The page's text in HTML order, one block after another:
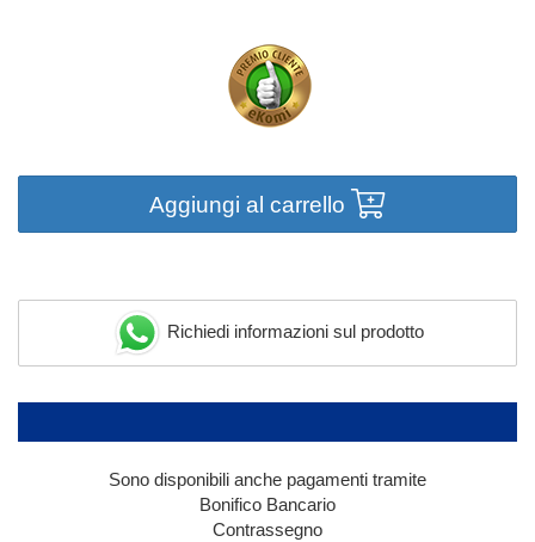
Aggiungi al carrello
Richiedi informazioni sul prodotto
Sono disponibili anche pagamenti tramite
Bonifico Bancario
Contrassegno